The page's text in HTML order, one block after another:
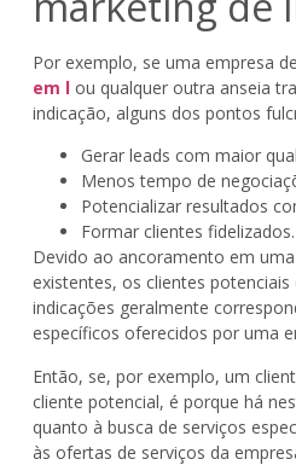
Por exemplo, se uma empresa de
em lou qualquer outra anseia
indicação, alguns dos pontos
Gerar leads com maior
Menos tempo de
Potencializar resultados
Formar clientes fidelizados.
Devido ao ancoramento em
existentes, os clientes
indicações geralmente
específicos oferecidos por uma
Então, se, por exemplo, um
cliente potencial, é porque há
quanto à busca de serviços
às ofertas de serviços da